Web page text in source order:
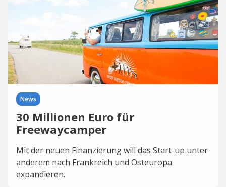
News
30 Millionen Euro für
Freewaycamper
Mit der neuen Finanzierung will das Start-up unter
anderem nach Frankreich und Osteuropa
expandieren.